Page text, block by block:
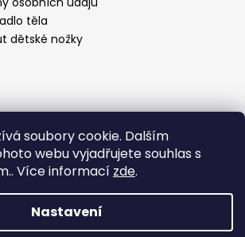
soubory cookie. Dalším
webu vyjadřujete souhlas s
Více informací zde.
Nastavení
těla
dětské nožky